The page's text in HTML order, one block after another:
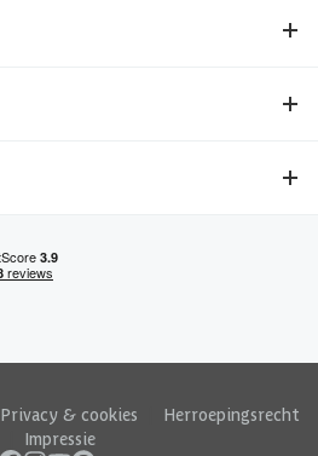
Privacy & cookies
Herroepingsrecht
Impressie